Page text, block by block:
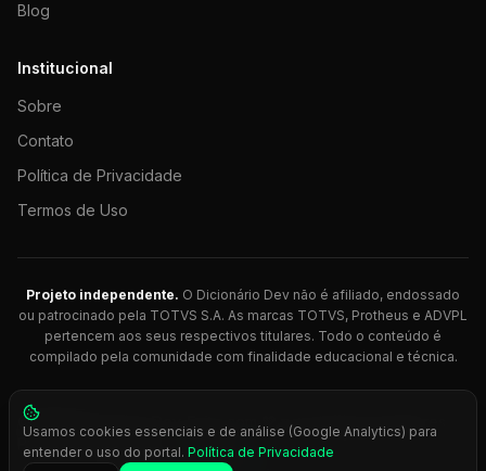
Blog
Institucional
Sobre
Contato
Política de Privacidade
Termos de Uso
Projeto independente. O Dicionário Dev não é afiliado, endossado
ou patrocinado pela TOTVS S.A. As marcas TOTVS, Protheus e ADVPL
pertencem aos seus respectivos titulares. Todo o conteúdo é
compilado pela comunidade com finalidade educacional e técnica.
© 2026 Dicionário Dev. Feito com 💚 para desenvolvedores
Protheus.
Press Ctrl+K
Usamos cookies essenciais e de análise (Google Analytics) para
entender o uso do portal. Política de Privacidade